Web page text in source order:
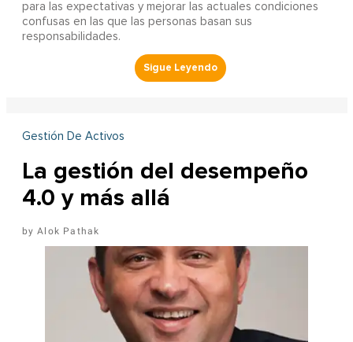
para las expectativas y mejorar las actuales condiciones
confusas en las que las personas basan sus
responsabilidades.
Gestión De Activos
La gestión del desempeño
4.0 y más allá
Alok Pathak